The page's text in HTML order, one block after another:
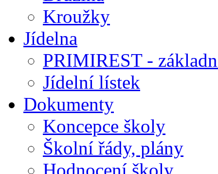
Kroužky
Jídelna
PRIMIREST -
Jídelní lístek
Dokumenty
Koncepce školy
Školní řády, plány